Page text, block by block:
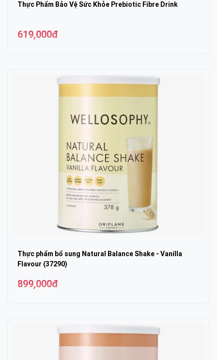
Thực Phẩm Bảo Vệ Sức Khỏe Prebiotic Fibre Drink
619,000đ
Thực phẩm bổ sung Natural Balance Shake - Vanilla
Flavour (37290)
899,000đ